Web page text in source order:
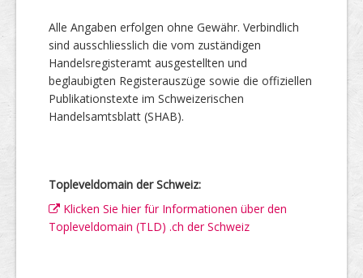
Alle Angaben erfolgen ohne Gewähr. Verbindlich
sind ausschliesslich die vom zuständigen
Handelsregisteramt ausgestellten und
beglaubigten Registerauszüge sowie die offiziellen
Publikationstexte im Schweizerischen
Handelsamtsblatt (SHAB).
Topleveldomain der Schweiz:
Klicken Sie hier für Informationen über den
Topleveldomain (TLD) .ch der Schweiz